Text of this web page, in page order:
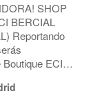
SHOP
BERCIAL
Reportando
ECI